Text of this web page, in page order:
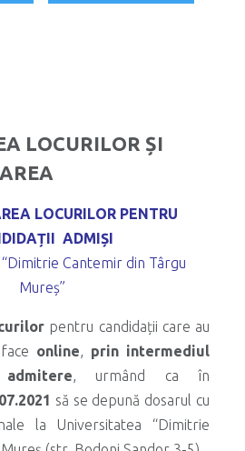
LOCURILOR ȘI
LOCURILOR PENTRU
ADMIȘI
Cantemir din Târgu
Mureș”
pentru candidații care au
online, prin intermediul
, urmând ca în
să se depună dosarul cu
la Universitatea “Dimitrie